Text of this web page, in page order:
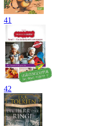
41
42